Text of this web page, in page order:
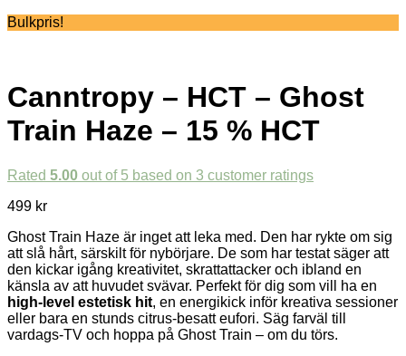
Bulkpris!
Canntropy – HCT – Ghost
Train Haze – 15 % HCT
Rated 5.00 out of 5 based on 3 customer ratings
499 kr
Ghost Train Haze är inget att leka med. Den har rykte om sig
att slå hårt, särskilt för nybörjare. De som har testat säger att
den kickar igång kreativitet, skrattattacker och ibland en
känsla av att huvudet svävar. Perfekt för dig som vill ha en
high-level estetisk hit, en energikick inför kreativa sessioner
eller bara en stunds citrus-besatt eufori. Säg farväl till
vardags-TV och hoppa på Ghost Train – om du törs.